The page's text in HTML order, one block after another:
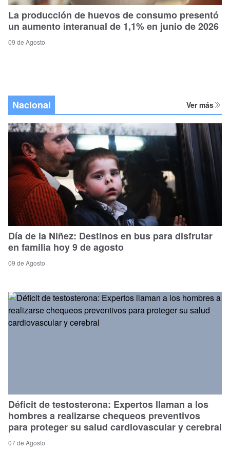
La producción de huevos de consumo presentó
un aumento interanual de 1,1% en junio de 2026
09 de Agosto
Nacional Ver más
Día de la Niñez: Destinos en bus para disfrutar
en familia hoy 9 de agosto
09 de Agosto
Déficit de testosterona: Expertos llaman a los
hombres a realizarse chequeos preventivos
para proteger su salud cardiovascular y cerebral
07 de Agosto